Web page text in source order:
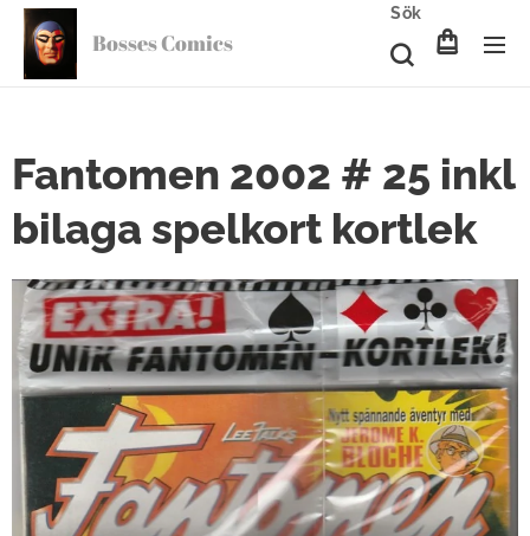
Bosses Comics
Sök
Fantomen 2002 # 25 inkl
bilaga spelkort kortlek